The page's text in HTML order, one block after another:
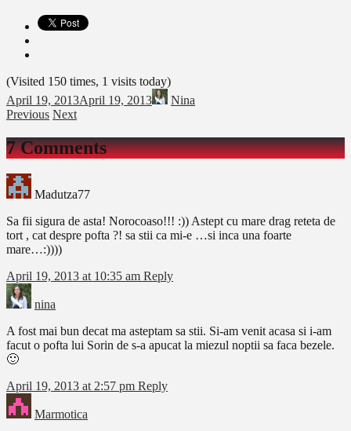
(Visited 150 times, 1 visits today)
April 19, 2013April 19, 2013
Nina
Previous Next
7 Comments
Madutza77
Sa fii sigura de asta! Norocoaso!!! :)) Astept cu mare drag reteta de
tort , cat despre pofta ?! sa stii ca mi-e …si inca una foarte
mare…:))))
April 19, 2013 at 10:35 am Reply
nina
A fost mai bun decat ma asteptam sa stii. Si-am venit acasa si i-am
facut o pofta lui Sorin de s-a apucat la miezul noptii sa faca bezele.
🙂
April 19, 2013 at 2:57 pm Reply
Marmotica